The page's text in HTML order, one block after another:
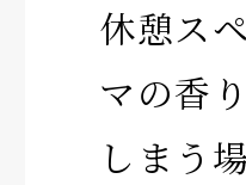
休憩ス
マの香
しまう